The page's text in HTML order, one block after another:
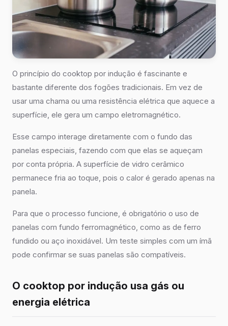
O princípio do cooktop por indução é fascinante e
bastante diferente dos fogões tradicionais. Em vez de
usar uma chama ou uma resistência elétrica que aquece a
superfície, ele gera um campo eletromagnético.
Esse campo interage diretamente com o fundo das
panelas especiais, fazendo com que elas se aqueçam
por conta própria. A superfície de vidro cerâmico
permanece fria ao toque, pois o calor é gerado apenas na
panela.
Para que o processo funcione, é obrigatório o uso de
panelas com fundo ferromagnético, como as de ferro
fundido ou aço inoxidável. Um teste simples com um ímã
pode confirmar se suas panelas são compatíveis.
O cooktop por indução usa gás ou
energia elétrica